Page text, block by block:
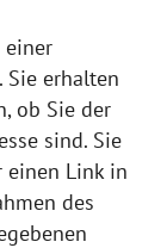
einer
Sie erhalten
ob Sie der
sind. Sie
einen Link in
des